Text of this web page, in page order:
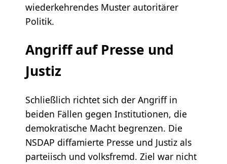
wiederkehrendes Muster autoritärer
Politik.
Angriff auf Presse und
Justiz
Schließlich richtet sich der Angriff in
beiden Fällen gegen Institutionen, die
demokratische Macht begrenzen. Die
NSDAP diffamierte Presse und Justiz als
parteiisch und volksfremd. Ziel war nicht